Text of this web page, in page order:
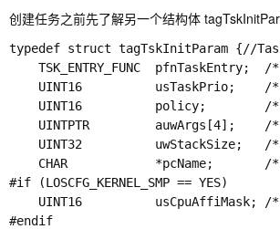
任务信息
获取
LOS_CurTa
skIDGet
获取当前任
LOS_TaskIn
设置指定任
LOS_TaskP
riGet
获取指定任
LOS_TaskS
创建任务之前先了解另一个结构体
typedef struct tagTskInitParam {//Task
TSK_ENTRY_FUNC  pfnTaskEntry;  /
UINT16          usTaskPrio;    /
UINT16          policy;        /
UINTPTR         auwArgs[4];    /
UINT32          uwStackSize;   /
CHAR            *pcName;       /
#if (LOSCFG_KERNEL_SMP == YES)
UINT16          usCpuAffiMask; /
#endif